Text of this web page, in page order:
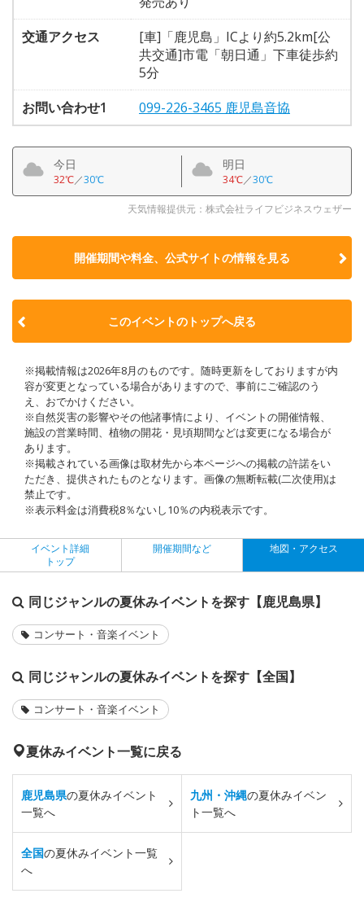
交通アクセス
[車]「鹿児島」ICより約5.2km[公
共交通]市電「朝日通」下車徒歩約
5分
お問い合わせ1
099-226-3465 鹿児島音協
今日
32℃／30℃
明日
34℃／30℃
天気情報提供元：株式会社ライフビジネスウェザー
開催期間や料金、公式サイトの情報を見る
このイベントのトップへ戻る
※掲載情報は2026年8月のものです。随時更新をしておりますが内
容が変更となっている場合がありますので、事前にご確認のう
え、おでかけください。
※自然災害の影響やその他諸事情により、イベントの開催情報、
施設の営業時間、植物の開花・見頃期間などは変更になる場合が
あります。
※掲載されている画像は取材先から本ページへの掲載の許諾をい
ただき、提供されたものとなります。画像の無断転載(二次使用)は
禁止です。
※表示料金は消費税8％ないし10％の内税表示です。
イベント詳細
トップ
開催期間など 地図・アクセス
同じジャンルの夏休みイベントを探す【鹿児島県】
コンサート・音楽イベント
同じジャンルの夏休みイベントを探す【全国】
コンサート・音楽イベント
夏休みイベント一覧に戻る
鹿児島県の夏休みイベント
一覧へ
九州・沖縄の夏休みイベン
ト一覧へ
全国の夏休みイベント一覧
へ